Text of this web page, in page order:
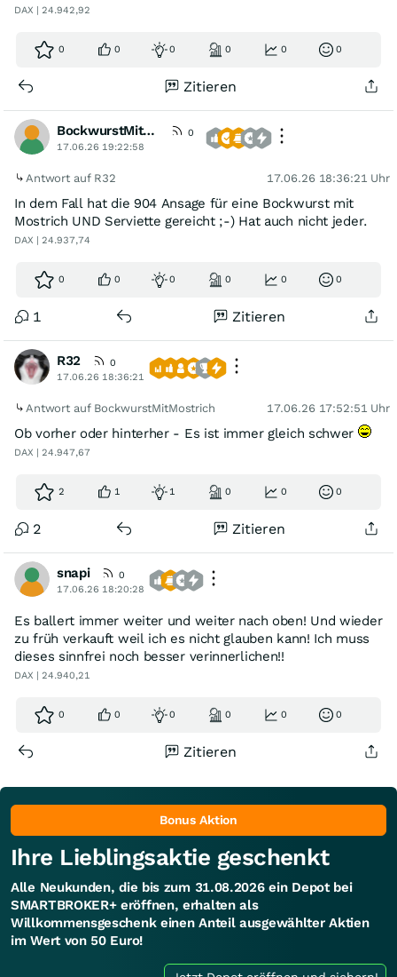
DAX | 24.942,92
0 0 0 0 0 0
Zitieren
BockwurstMitMostrich
0
17.06.26 19:22:58
Antwort auf R32 17.06.26 18:36:21 Uhr
In dem Fall hat die 904 Ansage für eine Bockwurst mit
Mostrich UND Serviette gereicht ;-) Hat auch nicht jeder.
DAX | 24.937,74
0 0 0 0 0 0
1 Zitieren
R32
0
17.06.26 18:36:21
Antwort auf BockwurstMitMostrich 17.06.26 17:52:51 Uhr
Ob vorher oder hinterher - Es ist immer gleich schwer
DAX | 24.947,67
2 1 1 0 0 0
2 Zitieren
snapi
0
17.06.26 18:20:28
Es ballert immer weiter und weiter nach oben! Und wieder
zu früh verkauft weil ich es nicht glauben kann! Ich muss
dieses sinnfrei noch besser verinnerlichen!!
DAX | 24.940,21
0 0 0 0 0 0
Zitieren
Bonus Aktion
Ihre Lieblingsaktie geschenkt
Alle Neukunden, die bis zum 31.08.2026 ein Depot bei
SMARTBROKER+ eröffnen, erhalten als
Willkommensgeschenk einen Anteil ausgewählter Aktien
im Wert von 50 Euro!